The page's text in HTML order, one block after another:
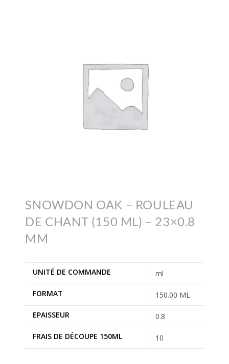
SNOWDON OAK – ROULEAU
DE CHANT (150 ML) – 23×0.8
MM
UNITÉ DE COMMANDE ml
FORMAT 150.00 ML
EPAISSEUR 0.8
FRAIS DE DÉCOUPE 150ML 10